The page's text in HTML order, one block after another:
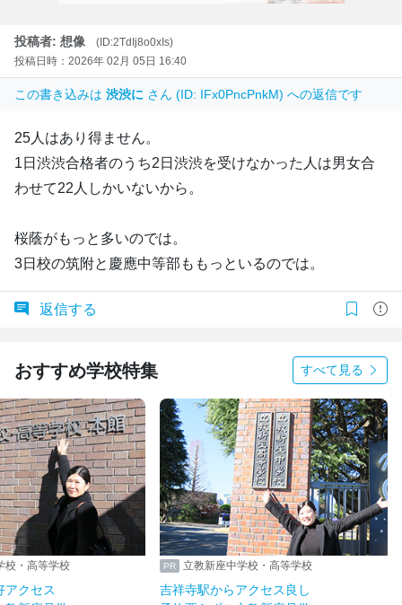
投稿者: 想像
(ID:2TdIj8o0xIs)
投稿日時：2026年 02月 05日 16:40
この書き込みは 渋渋に さん (ID: IFx0PncPnkM) への返信です
25人はあり得ません。
1日渋渋合格者のうち2日渋渋を受けなかった人は男女合
わせて22人しかいないから。
桜蔭がもっと多いのでは。
3日校の筑附と慶應中等部ももっといるのでは。
返信する
おすすめ学校特集 すべて見る
校・高等学校
アクセス
立教新座中学校・高等学校
吉祥寺駅からアクセス良し